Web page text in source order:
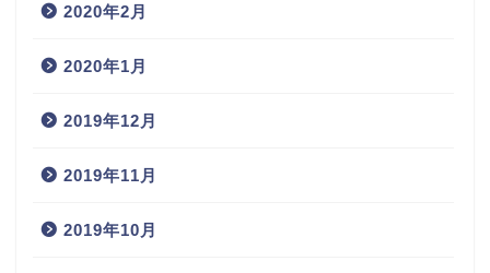
2020年2月
2020年1月
2019年12月
2019年11月
2019年10月